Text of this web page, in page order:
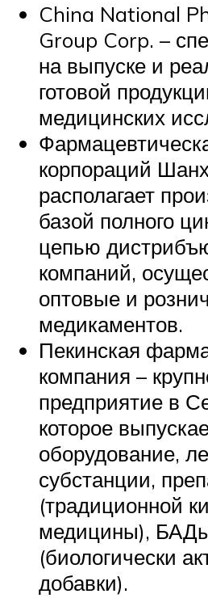
China National
Group Corp. –
на выпуске и
готовой
медицинских
корпораций
располагает
базой полного
цепью
компаний,
оптовые и
медикаментов.
Пекинская
компания –
предприятие в
которое
оборудование,
субстанции,
(традиционной
медицины),
(биологически
добавки).